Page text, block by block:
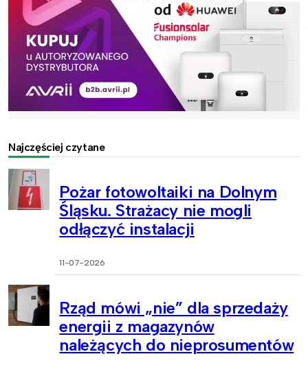
Najczęściej czytane
Pożar fotowoltaiki na Dolnym
Śląsku. Strażacy nie mogli
odłączyć instalacji
11-07-2026
Rząd mówi „nie” dla sprzedaży
energii z magazynów
należących do nieprosumentów